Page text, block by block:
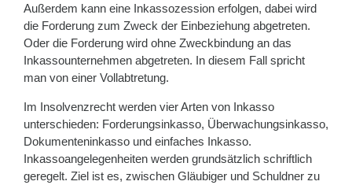
Außerdem kann eine Inkassozession erfolgen, dabei wird
die Forderung zum Zweck der Einbeziehung abgetreten.
Oder die Forderung wird ohne Zweckbindung an das
Inkassounternehmen abgetreten. In diesem Fall spricht
man von einer Vollabtretung.
Im Insolvenzrecht werden vier Arten von Inkasso
unterschieden: Forderungsinkasso, Überwachungsinkasso,
Dokumenteninkasso und einfaches Inkasso.
Inkassoangelegenheiten werden grundsätzlich schriftlich
geregelt. Ziel ist es, zwischen Gläubiger und Schuldner zu